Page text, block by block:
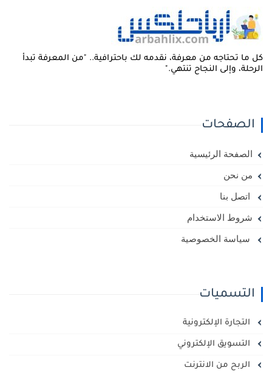
ما تحتاجه من معرفة، نقدمه لك باحترافية.. "من المعرفة تبدأ
وإلى النجاح تنتهي."
الصفحات
الصفحة الرئيسية
من نحن
اتصل بنا
شروط الاستخدام
سياسة الخصوصية
التسميات
التجارة الإلكترونية
التسويق الإلكتروني
الربح من الانترنت